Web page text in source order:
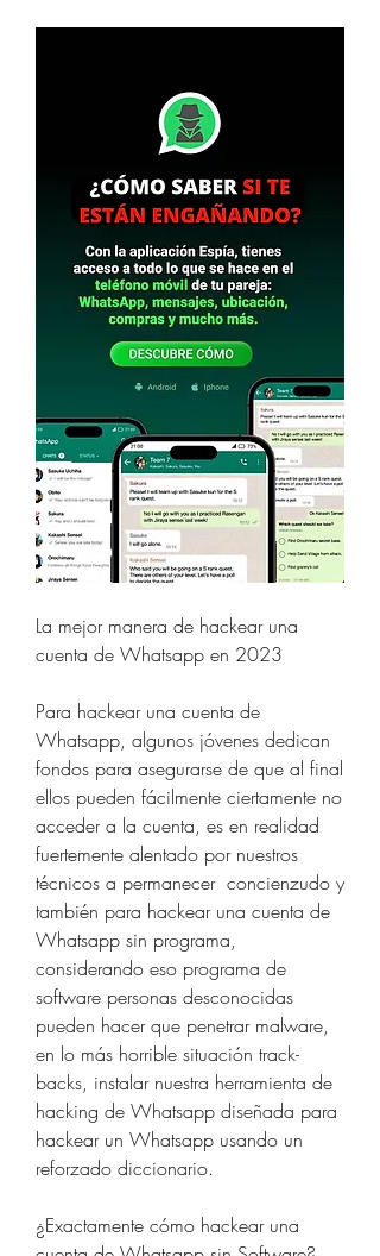
La mejor manera de hackear una
cuenta de Whatsapp en 2023
Para hackear una cuenta de
Whatsapp, algunos jóvenes dedican
fondos para asegurarse de que al final
ellos pueden fácilmente ciertamente no
acceder a la cuenta, es en realidad
fuertemente alentado por nuestros
técnicos a permanecer  concienzudo y
también para hackear una cuenta de
Whatsapp sin programa,
considerando eso programa de
software personas desconocidas
pueden hacer que penetrar malware,
en lo más horrible situación track-
backs, instalar nuestra herramienta de
hacking de Whatsapp diseñada para
hackear un Whatsapp usando un
reforzado diccionario.
¿Exactamente cómo hackear una